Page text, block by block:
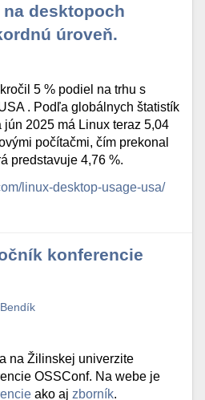
desktopoch
úroveň.
5 % podiel na trhu s
. Podľa globálnych štatistík
2025 má Linux teraz 5,04
počítačmi, čím prekonal
predstavuje 4,76 %.
linux-desktop-usage-usa/
konferencie
na Žilinskej univerzite
OSSConf. Na webe je
ako aj zborník.